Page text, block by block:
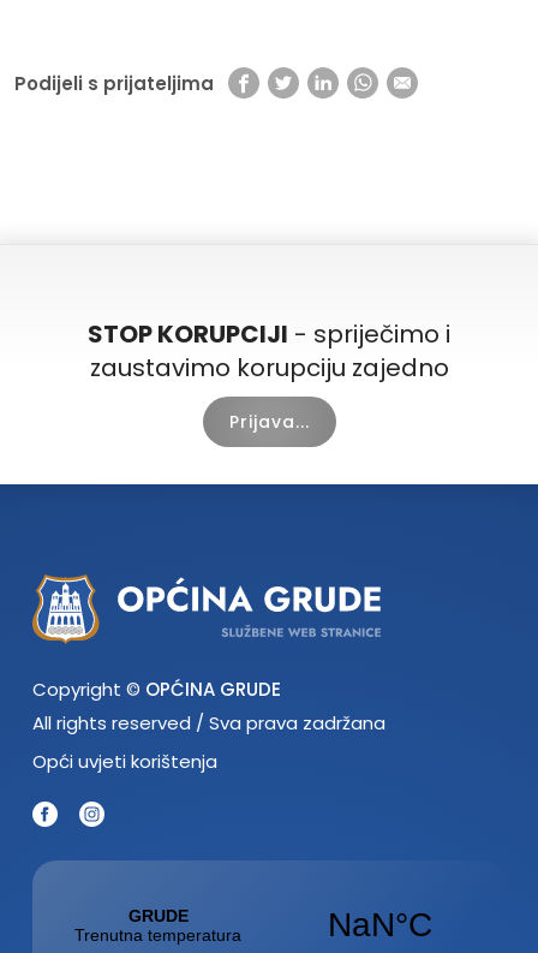
Podijeli s prijateljima
STOP KORUPCIJI - spriječimo i
zaustavimo korupciju zajedno
Prijava...
Copyright © OPĆINA GRUDE
All rights reserved / Sva prava zadržana
Opći uvjeti korištenja